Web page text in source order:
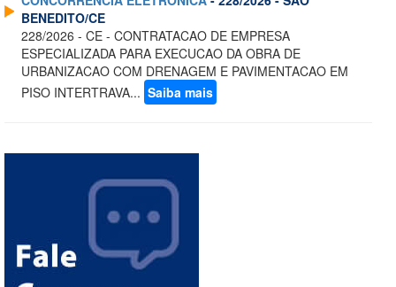
BENEDITO/CE
228/2026 - CE - CONTRATACAO DE EMPRESA
ESPECIALIZADA PARA EXECUCAO DA OBRA DE
URBANIZACAO COM DRENAGEM E PAVIMENTACAO EM
PISO INTERTRAVA... Saiba mais